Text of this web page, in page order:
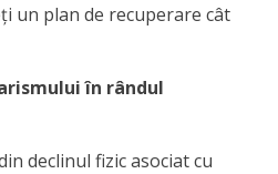
un plan de recuperare cât
în rândul
declinul fizic asociat cu